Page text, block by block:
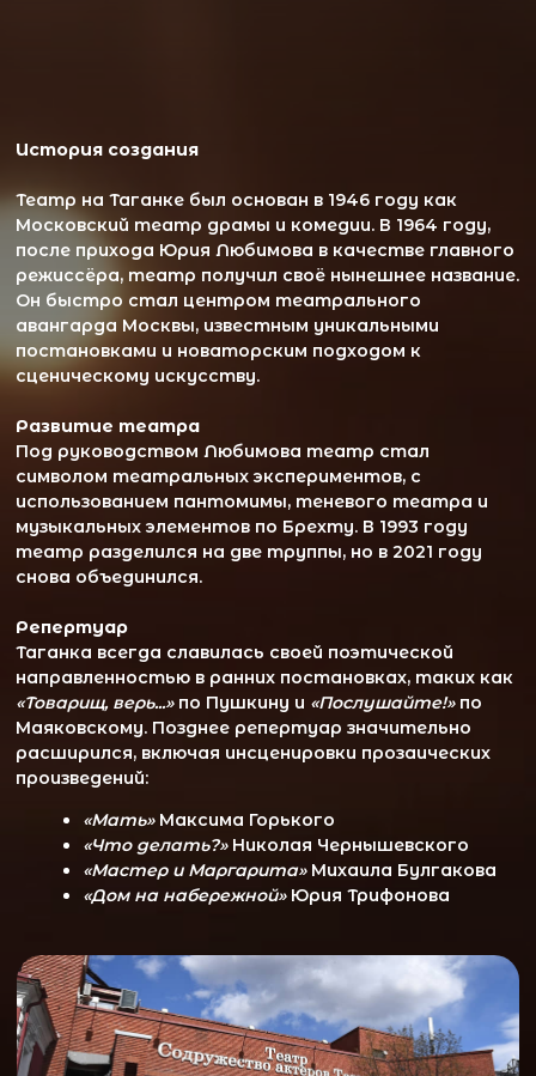
театр разделился на две труппы, но в 2021 году
снова объединился.
Репертуар
Таганка всегда славилась своей поэтической
направленностью в ранних постановках, таких как
«Товарищ, верь...»по Пушкину и«Послушайте!»по
Маяковскому. Позднее репертуар значительно
расширился, включая инсценировки прозаических
произведений:
«Мать»Максима Горького
«Что делать?» Николая Чернышевского
«Мастер и Маргарита»Михаила Булгакова
«Дом на набережной»
Юрия Трифонова
Ключевые фигуры
На сцене театра выступали великие
артисты, включая Владимира Высоцкого, чьи
работы стали неотъемлемой частью
истории Таганки. Любимов создал уникальную
режиссёрскую школу, где политическая
новаторностью и глубоким психологизмом
актёрской игры.
Интересные факты
Театр стал знаменитым благодаря
театральной сенсацией.
Таганка активно конфликтовала с
советской властью, олицетворяя
свободу творчества.
В 1990-е годы театр стал важным
отражением переходного периода в
России.